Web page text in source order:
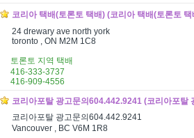
코리아 택배(토론토 택배) (코리아 택배(토론토 택
24 drewary ave north york
toronto , ON M2M 1C8
토론토 지역 택배
416-333-3737
416-909-4556
코리아포탈 광고문의604.442.9241 (코리아포탈
코리아포탈 광고문의604.442.9241
Vancouver , BC V6M 1R8